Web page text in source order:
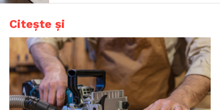
Citește și